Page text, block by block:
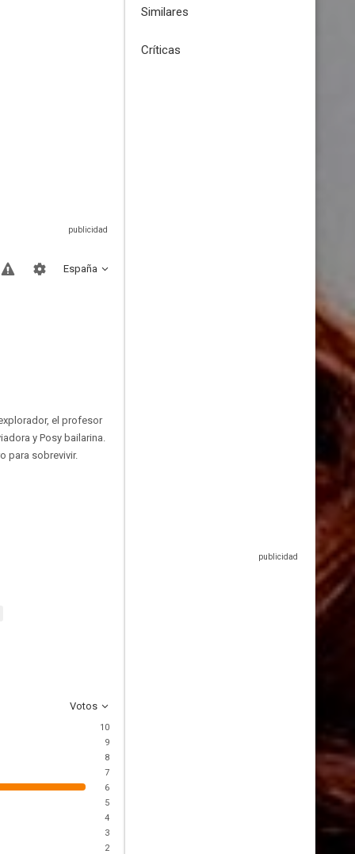
España
el profesor
y Posy bailarina.
para sobrevivir.
Votos
10
9
8
7
6
5
4
3
2
Similares
Críticas